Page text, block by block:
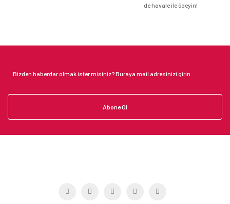
de havale ile ödeyin!
Abone Ol